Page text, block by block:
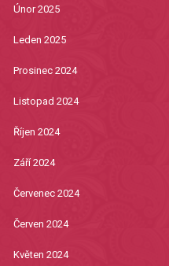
Únor 2025
Leden 2025
Prosinec 2024
Listopad 2024
Říjen 2024
Září 2024
Červenec 2024
Červen 2024
Květen 2024